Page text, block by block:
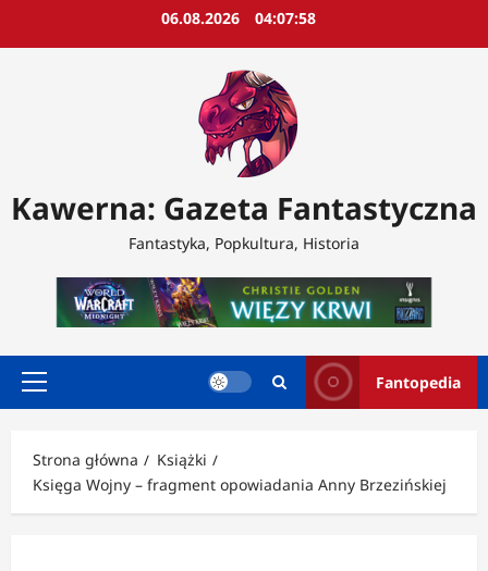
06.08.2026 04:08:00
Kawerna: Gazeta Fantastyczna
Fantastyka, Popkultura, Historia
Menu
Fantopedia
Strona główna
Książki
Księga Wojny – fragment opowiadania Anny Brzezińskiej